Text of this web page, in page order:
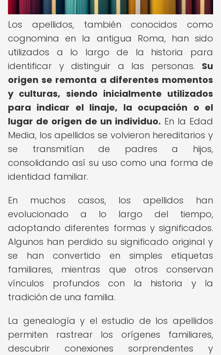
Los apellidos, también conocidos como
cognomina en la antigua Roma, han sido
utilizados a lo largo de la historia para
identificar y distinguir a las personas. Su
origen se remonta a diferentes momentos
y culturas, siendo inicialmente utilizados
para indicar el linaje, la ocupación o el
lugar de origen de un individuo. En la Edad
Media, los apellidos se volvieron hereditarios y
se transmitían de padres a hijos,
consolidando así su uso como una forma de
identidad familiar.
En muchos casos, los apellidos han
evolucionado a lo largo del tiempo,
adoptando diferentes formas y significados.
Algunos han perdido su significado original y
se han convertido en simples etiquetas
familiares, mientras que otros conservan
vínculos profundos con la historia y la
tradición de una familia.
La genealogía y el estudio de los apellidos
permiten rastrear los orígenes familiares,
descubrir conexiones sorprendentes y